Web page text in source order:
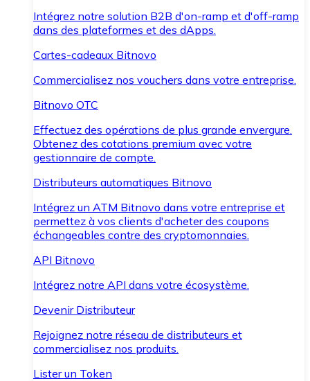
Intégrez notre solution B2B d'on-ramp et d'off-ramp
dans des plateformes et des dApps.
Cartes-cadeaux Bitnovo
Commercialisez nos vouchers dans votre entreprise.
Bitnovo OTC
Effectuez des opérations de plus grande envergure.
Obtenez des cotations premium avec votre
gestionnaire de compte.
Distributeurs automatiques Bitnovo
Intégrez un ATM Bitnovo dans votre entreprise et
permettez à vos clients d'acheter des coupons
échangeables contre des cryptomonnaies.
API Bitnovo
Intégrez notre API dans votre écosystème.
Devenir Distributeur
Rejoignez notre réseau de distributeurs et
commercialisez nos produits.
Lister un Token